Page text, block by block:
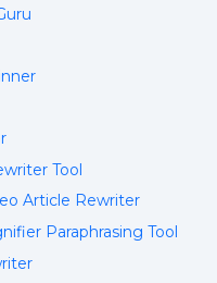
Tool
Article Rewriter
Paraphrasing Tool